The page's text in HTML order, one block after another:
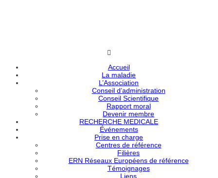
Accueil
La maladie
L’Association
Conseil d’administration
Conseil Scientifique
Rapport moral
Devenir membre
RECHERCHE MEDICALE
Événements
Prise en charge
Centres de référence
Filières
ERN Réseaux Européens de référence
Témoignages
Liens